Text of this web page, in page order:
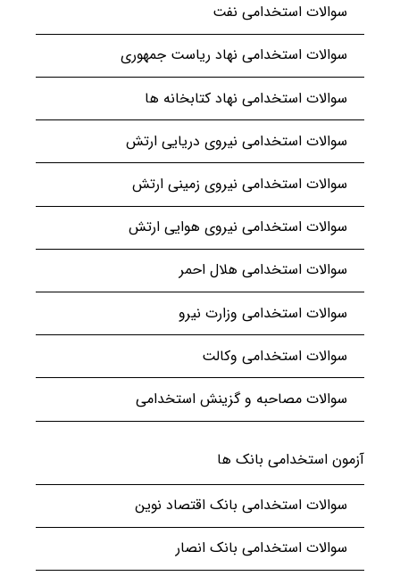
سوالات استخدامی نفت
سوالات استخدامی نهاد ریاست جمهوری
سوالات استخدامی نهاد کتابخانه ها
سوالات استخدامی نیروی دریایی ارتش
سوالات استخدامی نیروی زمینی ارتش
سوالات استخدامی نیروی هوایی ارتش
سوالات استخدامی هلال احمر
سوالات استخدامی وزارت نیرو
سوالات استخدامی وکالت
سوالات مصاحبه و گزینش استخدامی
آزمون استخدامی بانک ها
سوالات استخدامی بانک اقتصاد نوین
سوالات استخدامی بانک انصار